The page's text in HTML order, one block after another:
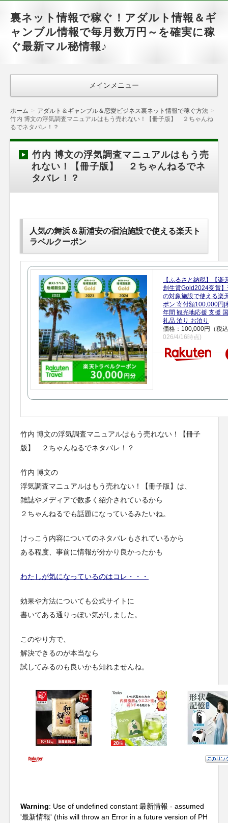
裏ネット情報で稼ぐ！アダルト情報＆ギ
ャンブル情報で毎月数万円～を確実に稼
ぐ最新マル秘情報♪
メインメニュー
ホーム
アダルト＆ギャンブル＆恋愛ビジネス裏ネット情報で稼ぐ方法
竹内 博文の浮気調査マニュアルはもう売れない！【冊子版】 ２ちゃんね
るでネタバレ！？
竹内 博文の浮気調査マニュアルはもう売
れない！【冊子版】 ２ちゃんねるでネ
タバレ！？
人気の舞浜＆新浦安の宿泊施設で使える楽天ト
ラベルクーポン
【ふるさと納税】【楽
創生賞Gold2024受賞
の対象施設で使える楽
ポン 寄付額100,000円|
年間 観光地応援 支援
礼品 泊り お泊り
価格：100,000円（税
026/4/16時点)
竹内 博文の浮気調査マニュアルはもう売れない！【冊子
版】 ２ちゃんねるでネタバレ！？
竹内 博文の
浮気調査マニュアルはもう売れない！【冊子版】は、
雑誌やメディアで数多く紹介されているから
２ちゃんねるでも話題になっているみたいね。
けっこう内容についてのネタバレもされているから
ある程度、事前に情報が分かり良かったかも
わたしが気になっているのはコレ・・・
効果や方法についても公式サイトに
書いてある通りっぽい気がしました。
このやり方で、
解決できるのが本当なら
試してみるのも良いかも知れませんね。
Warning: Use of undefined constant 最新情報 - assumed
'最新情報' (this will throw an Error in a future version of PH